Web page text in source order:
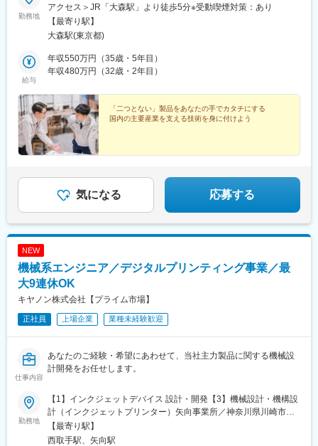
勤務地
アクセス＞JR「大森駅」より徒歩5分※受動喫煙対策：あり
【最寄り駅】
大森駅(東京都)
給与
年収550万円（35歳・5年目）
年収480万円（32歳・2年目）
「二つとない」製品をあなたの手でカタチにする
国内の主要産業を支える技術を身に付けよう
気になる 応募する
NEW
機械系エンジニア／デジタルプリンティング事業／最
大9連休OK
キヤノン株式会社【プライム市場】
正社員 上場企業 業種未経験歓迎
仕事内容
あなたのご経験・希望にあわせて、当社主力製品に関する機械設
計開発をお任せします。
勤務地
【1】インクジェットデバイス 設計・開発【3】機械設計・機構設
計（インクジェットプリンター）矢向事業所／神奈川県川崎市幸
区塚越3丁目451番地【2】機械設計（デジタル複合機）取手事業
所／茨城県取手市白山7-5-1 ※マイカー通勤可能（規定あり）★
【最寄り駅】
西取手駅、矢向駅